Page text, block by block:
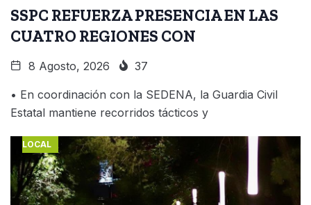
SSPC REFUERZA PRESENCIA EN LAS
CUATRO REGIONES CON
8 Agosto, 2026 37
• En coordinación con la SEDENA, la Guardia Civil
Estatal mantiene recorridos tácticos y
LOCAL